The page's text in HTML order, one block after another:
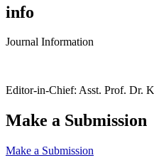
info
Journal Information
Editor-in-Chief: Asst. Prof. Dr.
Make a Submission
Make a Submission